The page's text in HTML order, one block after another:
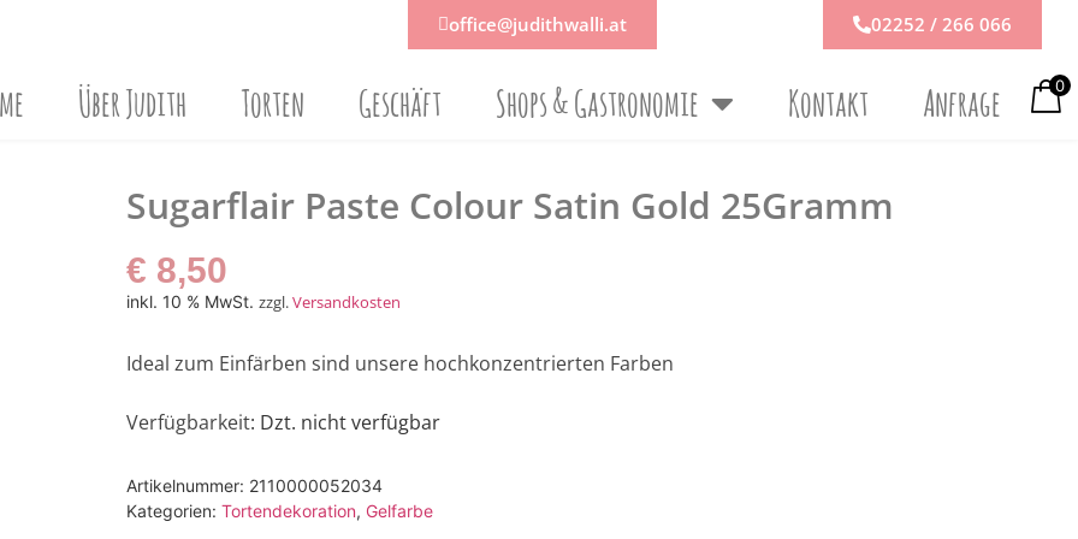
office@judithwalli.at 02252 / 266 066
Über Judith Torten Geschäft Shops & Gastronomie Kontakt Anfrage 0
Sugarflair Paste Colour Satin Gold 25Gramm
€ 8,50
inkl. 10 % MwSt. zzgl.Versandkosten
Ideal zum Einfärben sind unsere hochkonzentrierten Farben
Verfügbarkeit: Dzt. nicht verfügbar
Artikelnummer: 2110000052034
Kategorien: Tortendekoration, Gelfarbe